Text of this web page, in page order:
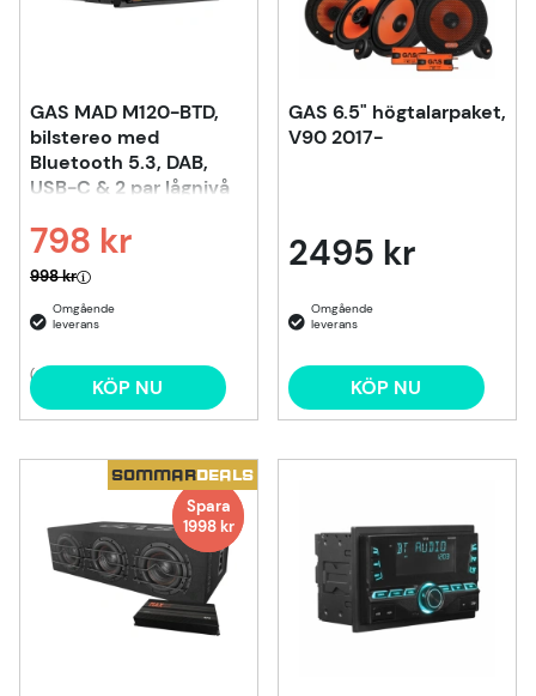
GAS MAD M120-BTD,
bilstereo med
Bluetooth 5.3, DAB,
USB-C & 2 par lågnivå
798 kr
Ordinarie pris:
998 kr
(3) KÖP NU
GAS 6.5" högtalarpaket,
V90 2017-
2495 kr
KÖP NU
SOMMARDEALS
Spara
Spara
1998 kr